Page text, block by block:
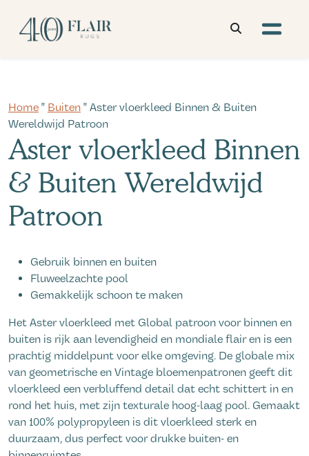
Home " Buiten " Aster vloerkleed Binnen & Buiten
Wereldwijd Patroon
Aster vloerkleed Binnen
& Buiten Wereldwijd
Patroon
Gebruik binnen en buiten
Fluweelzachte pool
Gemakkelijk schoon te maken
Het Aster vloerkleed met Global patroon voor binnen en
buiten is rijk aan levendigheid en mondiale flair en is een
prachtig middelpunt voor elke omgeving. De globale mix
van geometrische en Vintage bloemenpatronen geeft dit
vloerkleed een verbluffend detail dat echt schittert in en
rond het huis, met zijn texturale hoog-laag pool. Gemaakt
van 100% polypropyleen is dit vloerkleed sterk en
duurzaam, dus perfect voor drukke buiten- en